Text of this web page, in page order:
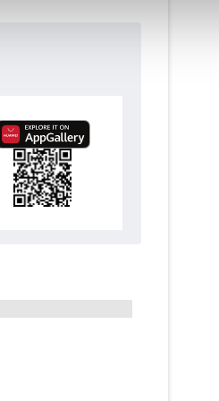
olan çerezler bilgi toplumu
kılınması ve
açık rızanız dahilinde
belirleyebilirsiniz. Çerezlere
edebilirsiniz.
Aydınlatma Metnimizi
için lütfentıklayınız